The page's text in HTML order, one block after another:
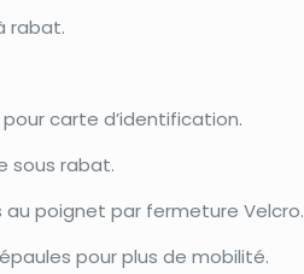
rabat.
carte d’identification.
sous rabat.
au poignet par fermeture Velcro.
pour plus de mobilité.